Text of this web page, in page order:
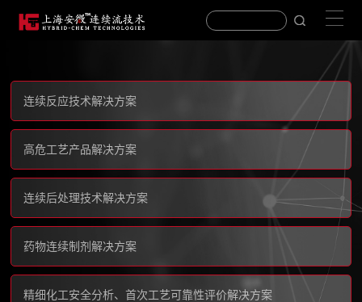
连续反应技术解决方案
高危工艺产品解决方案
连续后处理技术解决方案
药物连续制剂解决方案
精细化工安全分析、首次工艺可靠性评价解决方案